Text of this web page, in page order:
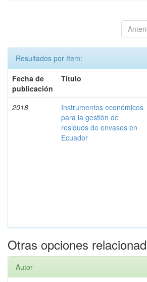
Resultados por ítem:
Fecha de
publicación
Título
2018
Instrumentos económicos
para la gestión de
residuos de envases en
Ecuador
Otras opciones
Autor